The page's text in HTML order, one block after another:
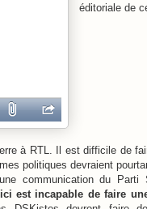
éditoriale de
à RTL. Il est difficile de
politiques devraient
communication du
est incapable de faire